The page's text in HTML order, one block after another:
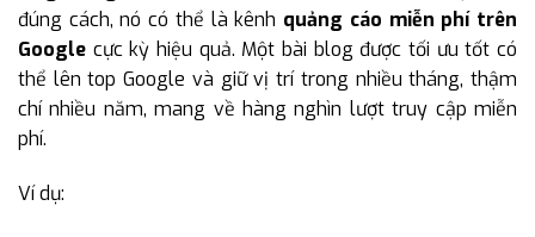
đúng cách, nó có thể là kênh quảng cáo miễn phí trên
Google cực kỳ hiệu quả. Một bài blog được tối ưu tốt có
thể lên top Google và giữ vị trí trong nhiều tháng, thậm
chí nhiều năm, mang về hàng nghìn lượt truy cập miễn
phí.
Ví dụ: